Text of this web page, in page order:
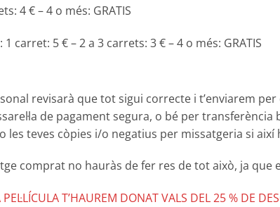
4 € – 4 o més: GRATIS
carret: 5 € – 2 a 3 carrets: 3 € – 4 o més: GRATIS
revisarà que tot sigui correcte i t’enviarem
de pagament segura, o bé per
les teves còpies i/o negatius per missatgeria si així
comprat no hauràs de fer res de tot això, ja
T’HAUREM DONAT VALS DEL 25 % DE